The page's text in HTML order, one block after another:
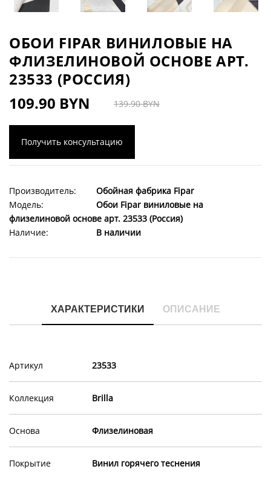
ОБОИ FIPAR ВИНИЛОВЫЕ НА
ФЛИЗЕЛИНОВОЙ ОСНОВЕ АРТ.
23533 (РОССИЯ)
109.90 BYN
139.90 BYN
Получить консультацию
Производитель:
Обойная фабрика Fipar
Модель:
Обои Fipar виниловые на
флизелиновой основе арт. 23533 (Россия)
Наличие:
В наличии
ХАРАКТЕРИСТИКИ ОПИСАНИЕ
Артикул 23533
Коллекция Brilla
Основа Флизелиновая
Покрытие Винил горячего теснения